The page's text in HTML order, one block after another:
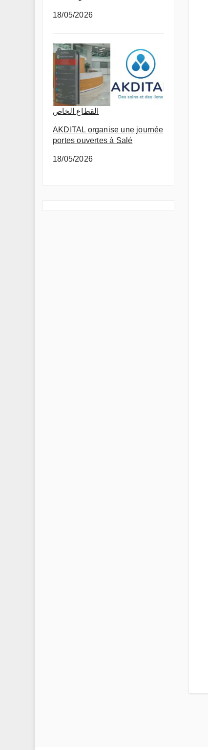
18/05/2026
القطاع الخاص
AKDITAL organise une journée
portes ouvertes à Salé
18/05/2026